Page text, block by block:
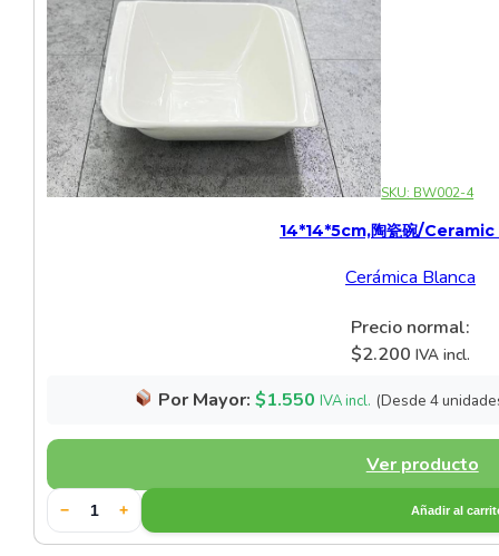
SKU: BW002-4
14*14*5cm,陶瓷碗/
Cerámica Blanca
Precio normal:
$2.200 IVA incl.
Por Mayor: $1.550 IVA incl. (Desde 4
Ver producto
− + Añadir al